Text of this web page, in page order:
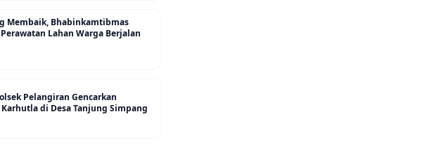
Membaik, Bhabinkamtibmas
Lahan Warga Berjalan
Pelangiran Gencarkan
di Desa Tanjung Simpang